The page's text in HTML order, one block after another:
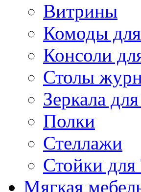
Витрины
Комоды
Консоли
Столы
Зеркала
Полки
Стеллажи
Стойки
Мягкая